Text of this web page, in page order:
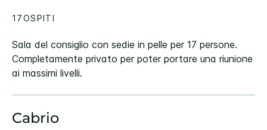
Sala del consiglio con sedie in pelle per 17 persone.
Completamente privato per poter portare una riunione
ai massimi livelli.
17OSPITI
Cabrio